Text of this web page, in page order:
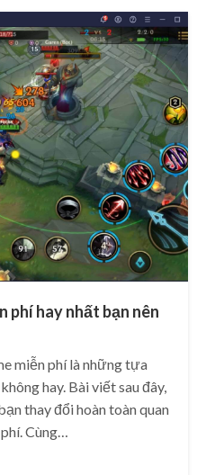
phí hay nhất bạn nên
miễn phí là những tựa
hay. Bài viết sau đây,
thay đổi hoàn toàn quan
Cùng…